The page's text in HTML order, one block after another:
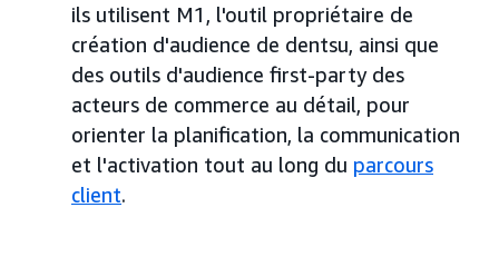
ils utilisent M1, l'outil propriétaire de
création d'audience de dentsu, ainsi que
des outils d'audience first-party des
acteurs de commerce au détail, pour
orienter la planification, la communication
et l'activation tout au long du parcours
client.